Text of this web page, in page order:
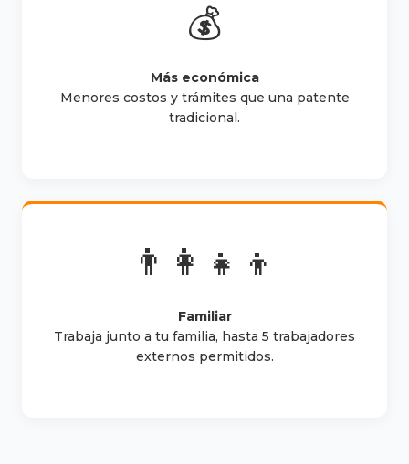
💰
Más económica
Menores costos y trámites que una patente
tradicional.
👨‍👩‍👧‍👦
Familiar
Trabaja junto a tu familia, hasta 5 trabajadores
externos permitidos.